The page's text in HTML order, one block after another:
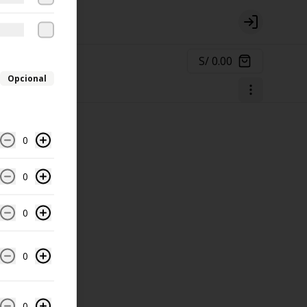
Login
S/ 0.00
Opcional
0
0
0
0